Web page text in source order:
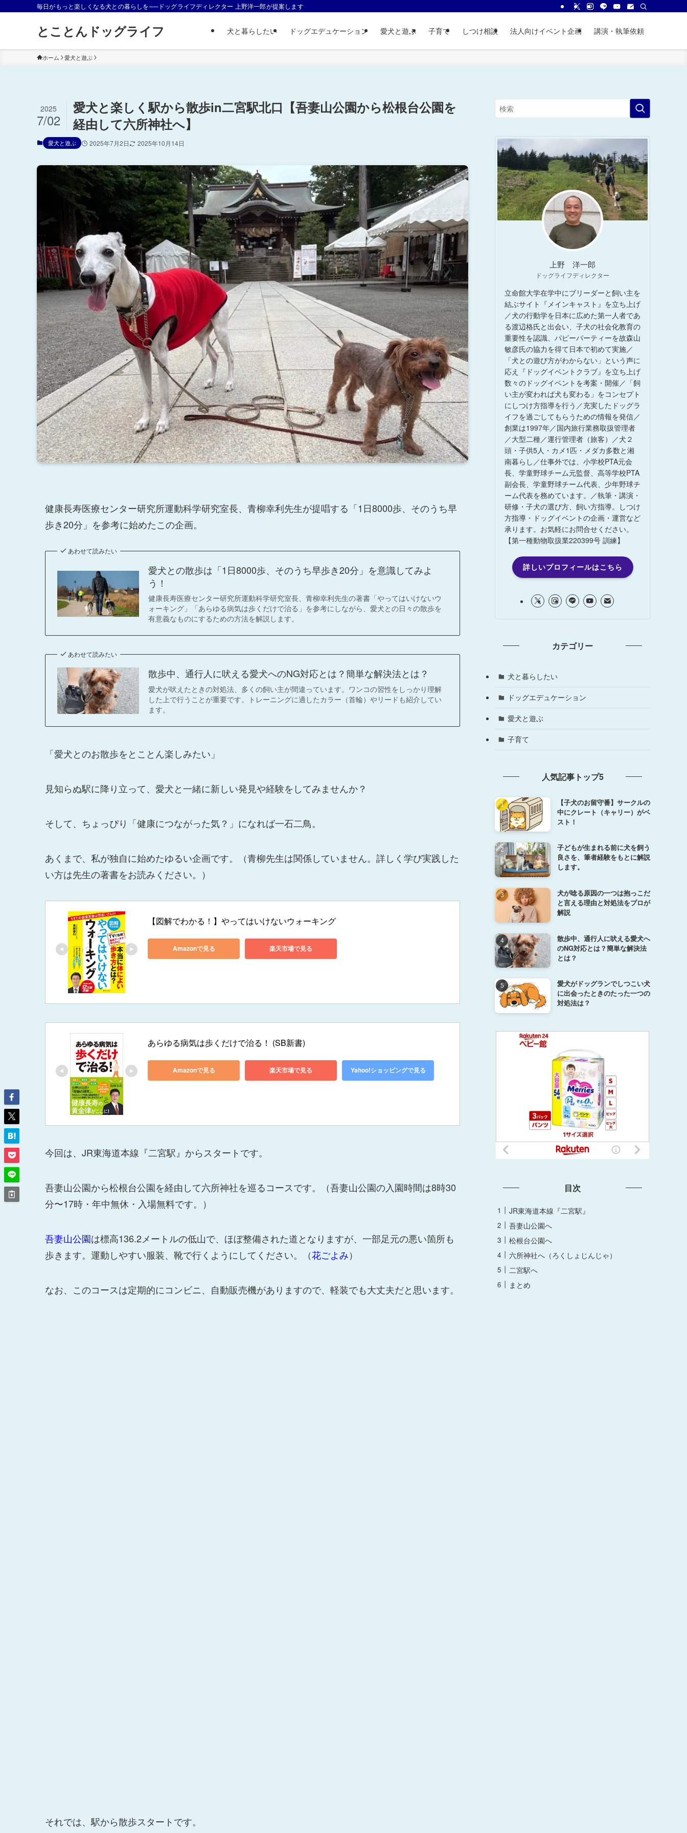
毎日がもっと楽しくなる犬との暮らしを──ドッグライフディレクター 上野洋一郎が提案します
とことんドッグライフ 犬と暮らしたい ドッグエデュケーション 愛犬と遊ぶ 子育て しつけ相談 法人向けイベント企画 講演・執筆依頼
ホーム 愛犬と遊ぶ
愛犬と楽しく駅から散歩in二宮駅北口【吾妻山公園から松根台公園を
経由して六所神社へ】
2025
7/02
愛犬と遊ぶ 2025年7月2日 2025年10月14日
健康長寿医療センター研究所運動科学研究室長、青柳幸利先生が提唱する「1日8000歩、そのうち早
歩き20分」を参考に始めたこの企画。
あわせて読みたい
愛犬との散歩は「1日8000歩、そのうち早歩き20分」を意識してみよ
う！
健康長寿医療センター研究所運動科学研究室長、青柳幸利先生の著書「やってはいけないウ
ォーキング」「あらゆる病気は歩くだけで治る」を参考にしながら、愛犬との日々の散歩を
有意義なものにするための方法を解説します。
あわせて読みたい
散歩中、通行人に吠える愛犬へのNG対応とは？簡単な解決法とは？
愛犬が吠えたときの対処法、多くの飼い主が間違っています。ワンコの習性をしっかり理解
した上で行うことが重要です。トレーニングに適したカラー（首輪）やリードも紹介してい
ます。
「愛犬とのお散歩をとことん楽しみたい」
見知らぬ駅に降り立って、愛犬と一緒に新しい発見や経験をしてみませんか？
そして、ちょっぴり「健康につながった気？」になれば一石二鳥。
あくまで、私が独自に始めたゆるい企画です。（青柳先生は関係していません。詳しく学び実践した
い方は先生の著書をお読みください。）
【図解でわかる！】やってはいけないウォーキング
Amazonで見る 楽天市場で見る
あらゆる病気は歩くだけで治る！ (SB新書)
Amazonで見る 楽天市場で見る Yahoo!ショッピングで見る
今回は、JR東海道本線『二宮駅』からスタートです。
吾妻山公園から松根台公園を経由して六所神社を巡るコースです。（吾妻山公園の入園時間は8時30
分〜17時・年中無休・入場無料です。）
吾妻山公園は標高136.2メートルの低山で、ほぼ整備された道となりますが、一部足元の悪い箇所も
歩きます。運動しやすい服装、靴で行くようにしてください。（花ごよみ）
なお、このコースは定期的にコンビニ、自動販売機がありますので、軽装でも大丈夫だと思います。
それでは、駅から散歩スタートです。
上野 洋一郎
ドッグライフディレクター
立命館大学在学中にブリーダーと飼い主を
結ぶサイト『メインキャスト』を立ち上げ
／犬の行動学を日本に広めた第一人者であ
る渡辺格氏と出会い、子犬の社会化教育の
重要性を認識、パピーパーティーを故森山
敏彦氏の協力を得て日本で初めて実施／
「犬との遊び方がわからない」という声に
応え『ドッグイベントクラブ』を立ち上げ
数々のドッグイベントを考案・開催／「飼
い主が変われば犬も変わる」をコンセプト
にしつけ方指導を行う／充実したドッグラ
イフを過ごしてもらうための情報を発信／
創業は1997年／国内旅行業務取扱管理者
／大型二種／運行管理者（旅客）／犬２
頭・子供5人・カメ1匹・メダカ多数と湘
南暮らし／仕事外では、小学校PTA元会
長、学童野球チーム元監督、高等学校PTA
副会長、学童野球チーム代表、少年野球チ
ーム代表を務めています。／執筆・講演・
研修・子犬の選び方、飼い方指導。しつけ
方指導・ドッグイベントの企画・運営など
承ります。お気軽にお問合せください。
【第一種動物取扱業220399号 訓練】
詳しいプロフィールはこちら
カテゴリー
犬と暮らしたい
ドッグエデュケーション
愛犬と遊ぶ
子育て
人気記事トップ5
【子犬のお留守番】サークルの
中にクレート（キャリー）がベ
スト！
子どもが生まれる前に犬を飼う
良さを、筆者経験をもとに解説
します。
犬が唸る原因の一つは抱っこだ
と言える理由と対処法をプロが
解説
散歩中、通行人に吠える愛犬へ
のNG対応とは？簡単な解決法
とは？
愛犬がドッグランでしつこい犬
に出会ったときのたった一つの
対処法は？
目次
JR東海道本線『二宮駅』
吾妻山公園へ
松根台公園へ
六所神社へ（ろくしょじんじゃ）
二宮駅へ
まとめ